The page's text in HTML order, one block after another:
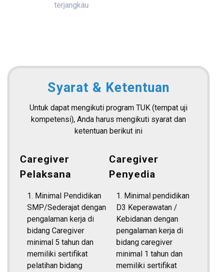
terjangkau
Syarat & Ketentuan
Untuk dapat mengikuti program TUK (tempat uji
kompetensi), Anda harus mengikuti syarat dan
ketentuan berikut ini
Caregiver
Pelaksana
Caregiver
Penyedia
1. Minimal Pendidikan
SMP/Sederajat dengan
pengalaman kerja di
bidang Caregiver
minimal 5 tahun dan
memiliki sertifikat
pelatihan bidang
1. Minimal pendidikan
D3 Keperawatan /
Kebidanan dengan
pengalaman kerja di
bidang caregiver
minimal 1 tahun dan
memiliki sertifikat